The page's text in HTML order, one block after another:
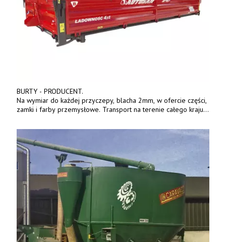
BURTY - PRODUCENT.
Na wymiar do każdej przyczepy, blacha 2mm, w ofercie części,
zamki i farby przemysłowe. Transport na terenie całego kraju.